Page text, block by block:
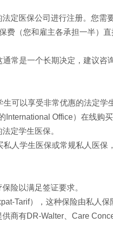
定医保公司进行注册。您需
费（您和雇主各承担一半）
常是一个长期决定，建议咨
可以享受非常优惠的法定学
Office）在线购
定学生医保。
人学生医保或常规私人医保
险以满足签证要求。
Tarif），这种保险由私人
商有DR-Walter、Care